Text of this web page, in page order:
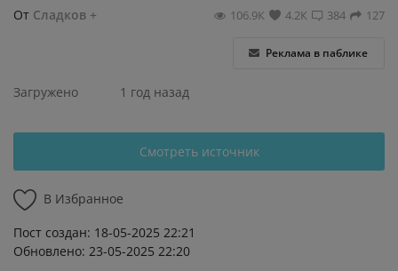
От Сладков + 127
384
4.2К
106.9К
Реклама в паблике
Загружено 1 год назад
Смотреть источник
В Избранное
Пост создан: 18-05-2025 22:21
Обновлено: 23-05-2025 22:20